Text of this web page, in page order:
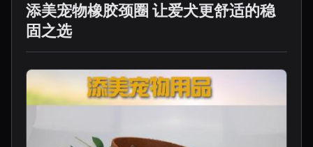
添美宠物橡胶颈圈 让爱犬更舒适的稳
固之选